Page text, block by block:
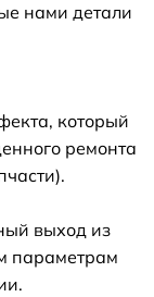
нами детали
который
ремонта
выход из
параметрам